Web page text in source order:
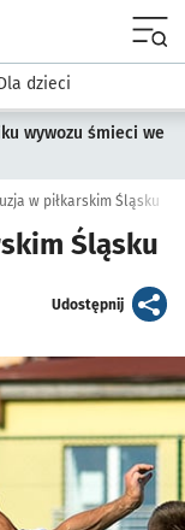
Sport i rekreacja
dzieci
wywozu śmieci we
w piłkarskim Śląsku
Śląsku
Udostępnijartykuł